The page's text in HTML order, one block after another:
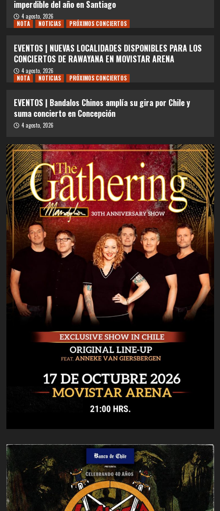
imperdible del año en Santiago
4 agosto, 2026
NOTA
NOTICIAS PRÓXIMOS CONCIERTOS
EVENTOS | NUEVAS LOCALIDADES DISPONIBLES PARA LOS
CONCIERTOS DE RAWAYANA EN MOVISTAR ARENA
4 agosto, 2026
NOTA
NOTICIAS PRÓXIMOS CONCIERTOS
EVENTOS | Bandalos Chinos amplía su gira por Chile y
suma concierto en Concepción
4 agosto, 2026